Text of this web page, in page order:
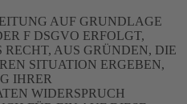
AUF GRUNDLAGE
F DSGVO ERFOLGT,
AUS GRÜNDEN, DIE
SITUATION ERGEBEN,
IHRER
WIDERSPRUCH